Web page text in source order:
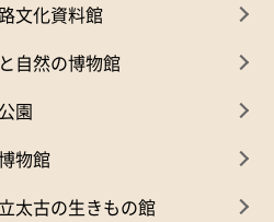
文化資料館
自然の博物館
園
物館
太古の生きもの館